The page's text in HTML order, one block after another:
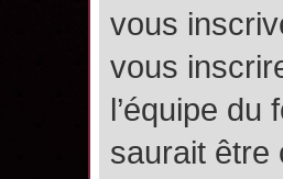
vous
vous
l’équipe
saurait être